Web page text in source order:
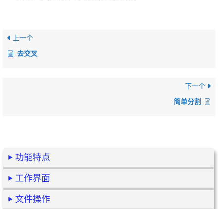
功能特点
工作界面
文件操作
上一个
去交叉
下一个
简单分割